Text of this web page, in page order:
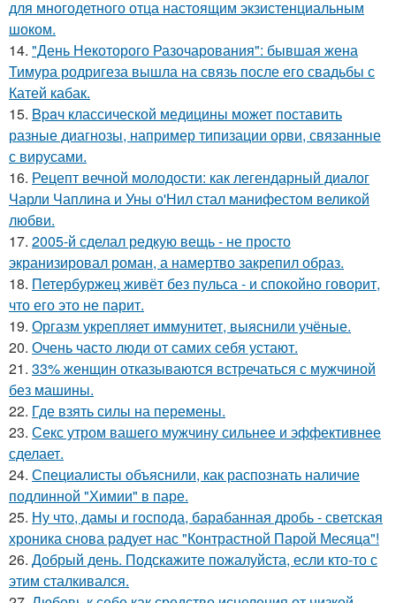
для многодетного отца настоящим экзистенциальным
шоком.
14. "День Некоторого Разочарования": бывшая жена
Тимура родригеза вышла на связь после его свадьбы с
Катей кабак.
15. Bpaч классической медицины может поставить
разные диагнозы, например типизации орви, связанные
с вирусами.
16. Рецепт вечной молодости: как легендарный диалог
Чарли Чаплина и Уны о'Нил стал манифестом великой
любви.
17. 2005-й сделал редкую вещь - не просто
экранизировал роман, а намертво закрепил образ.
18. Петербуржец живёт без пульса - и спокойно говорит,
что его это не парит.
19. Оргазм укрепляет иммунитет, выяснили учёные.
20. Очень часто люди от самих себя устают.
21. 33% женщин отказываются встречаться с мужчиной
без машины.
22. Где взять силы на перемены.
23. Секс утром вашего мужчину сильнее и эффективнее
сделает.
24. Специалисты объяснили, как распознать наличие
подлинной "Химии" в паре.
25. Ну что, дамы и господа, барабанная дробь - светская
хроника снова радует нас "Контрастной Парой Месяца"!
26. Добрый день. Подскaжите пожалуйста, если кто-то с
этим сталкивался.